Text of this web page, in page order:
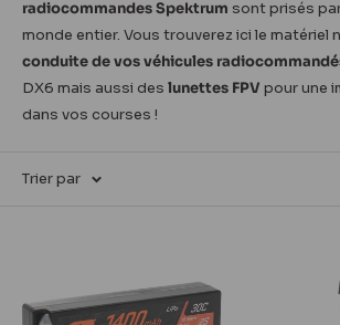
radiocommandes Spektrum sont prisés
monde entier. Vous trouverez ici le matériel
conduite de vos véhicules
DX6 mais aussi des lunettes FPV pour une
dans vos courses !
Trier par